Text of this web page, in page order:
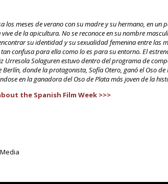
los meses de verano con su madre y su hermano, en un
de la apicultura. No se reconoce en su nombre
su identidad y su sexualidad femenina entre las
confusa para ella como lo es para su entorno. El
Urresola Solaguren estuvo dentro del programa de
Berlín, donde la protagonista, Sofía Otero, ganó el Oso de
en la ganadora del Oso de Plata más joven de la
the Spanish Film Week >>>